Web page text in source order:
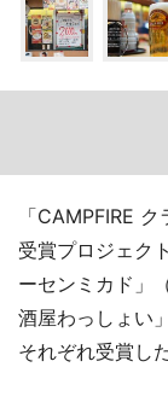
「CAMPFIRE
受賞プロジェク
ーセンミカド」
酒屋わっしょい
それぞれ受賞した